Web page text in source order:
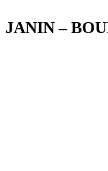
JANIN –